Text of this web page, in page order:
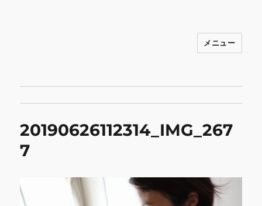
INNOCENCE ～日常に彩りを～ フ
物 etc販売 江戸川区瑞江
メニュー
20190626112314_IMG_267
7